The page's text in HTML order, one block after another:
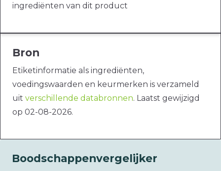
ingrediënten van dit product
Bron
Etiketinformatie als ingrediënten,
voedingswaarden en keurmerken is verzameld
uit verschillende databronnen. Laatst gewijzigd
op 02-08-2026.
Boodschappenvergelijker